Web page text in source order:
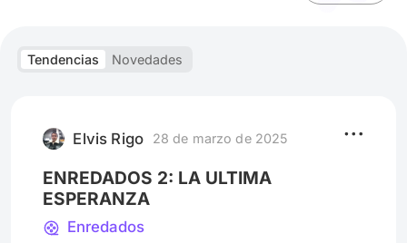
Tendencias Novedades
Elvis Rigo 28 de marzo de 2025
ENREDADOS 2: LA ULTIMA
ESPERANZA
Enredados